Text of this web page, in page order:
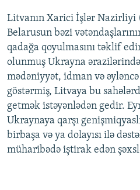
Litvanın Xarici İşlər Nazirliyi
Belarusun bəzi
qadağa qoyulmasını təklif
olunmuş Ukrayna
mədəniyyət, idman və
göstərmiş, Litvaya bu
getmək istəyənlədən gedir.
Ukraynaya qarşı
birbaşa və ya dolayısı ilə
müharibədə iştirak edən